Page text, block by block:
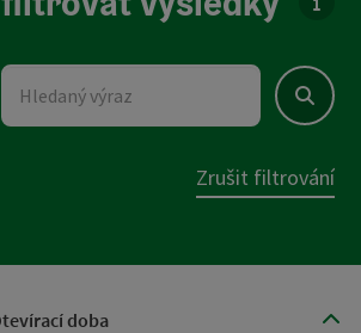
U
Hledaný výraz
Hledat
Zrušit filtrování
doba